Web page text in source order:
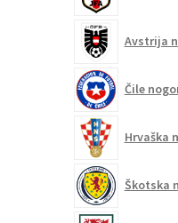
Avstrija
Čile
Hrvaška
Škotska